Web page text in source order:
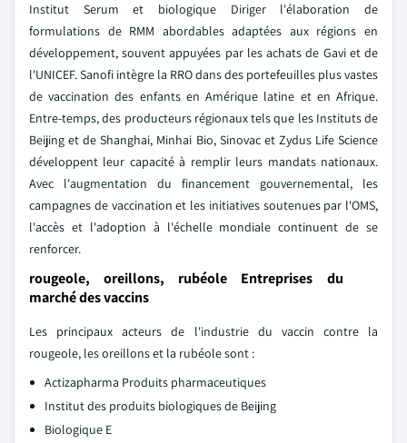
Institut Serum et biologique Diriger l'élaboration de
formulations de RMM abordables adaptées aux régions en
développement, souvent appuyées par les achats de Gavi et de
l'UNICEF. Sanofi intègre la RRO dans des portefeuilles plus vastes
de vaccination des enfants en Amérique latine et en Afrique.
Entre-temps, des producteurs régionaux tels que les Instituts de
Beijing et de Shanghai, Minhai Bio, Sinovac et Zydus Life Science
développent leur capacité à remplir leurs mandats nationaux.
Avec l'augmentation du financement gouvernemental, les
campagnes de vaccination et les initiatives soutenues par l'OMS,
l'accès et l'adoption à l'échelle mondiale continuent de se
renforcer.
rougeole, oreillons, rubéole Entreprises du
marché des vaccins
Les principaux acteurs de l'industrie du vaccin contre la
rougeole, les oreillons et la rubéole sont :
Actizapharma Produits pharmaceutiques
Institut des produits biologiques de Beijing
Biologique E